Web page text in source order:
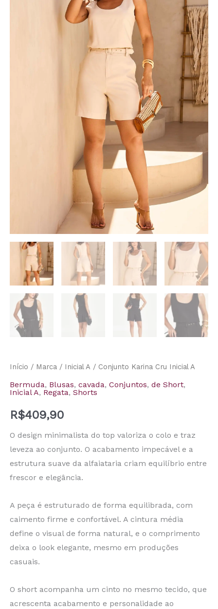
Início / Marca / Inicial A / Conjunto Karina Cru Inicial A
Bermuda, Blusas, cavada, Conjuntos, de Short,
Inicial A, Regata, Shorts
R$409,90
O design minimalista do top valoriza o colo e traz
leveza ao conjunto. O acabamento impecável e a
estrutura suave da alfaiataria criam equilíbrio entre
frescor e elegância.
A peça é estruturado de forma equilibrada, com
caimento firme e confortável. A cintura média
define o visual de forma natural, e o comprimento
deixa o look elegante, mesmo em produções
casuais.
O short acompanha um cinto no mesmo tecido, que
acrescenta acabamento e personalidade ao